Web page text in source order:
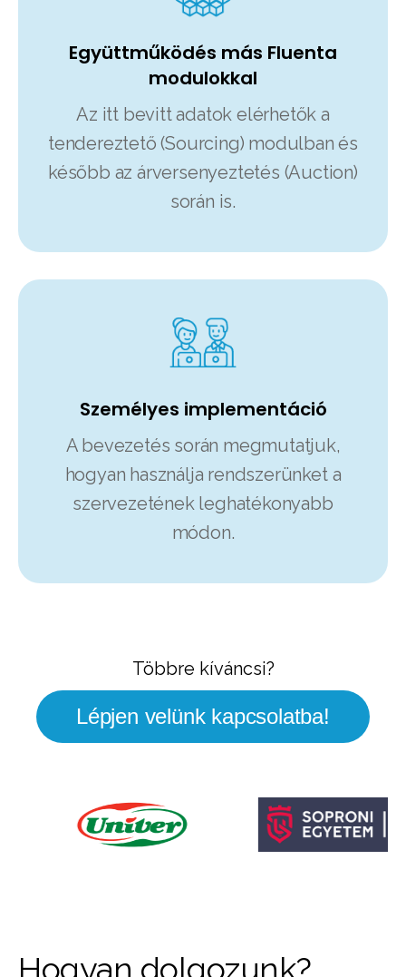
Együttműködés más Fluenta
modulokkal
Az itt bevitt adatok elérhetők a
tendereztető (Sourcing) modulban és
később az árversenyeztetés (Auction)
során is.
Személyes implementáció
A bevezetés során megmutatjuk,
hogyan használja rendszerünket a
szervezetének leghatékonyabb
módon.
Többre kíváncsi?
Lépjen velünk kapcsolatba!
Hogyan dolgozunk?